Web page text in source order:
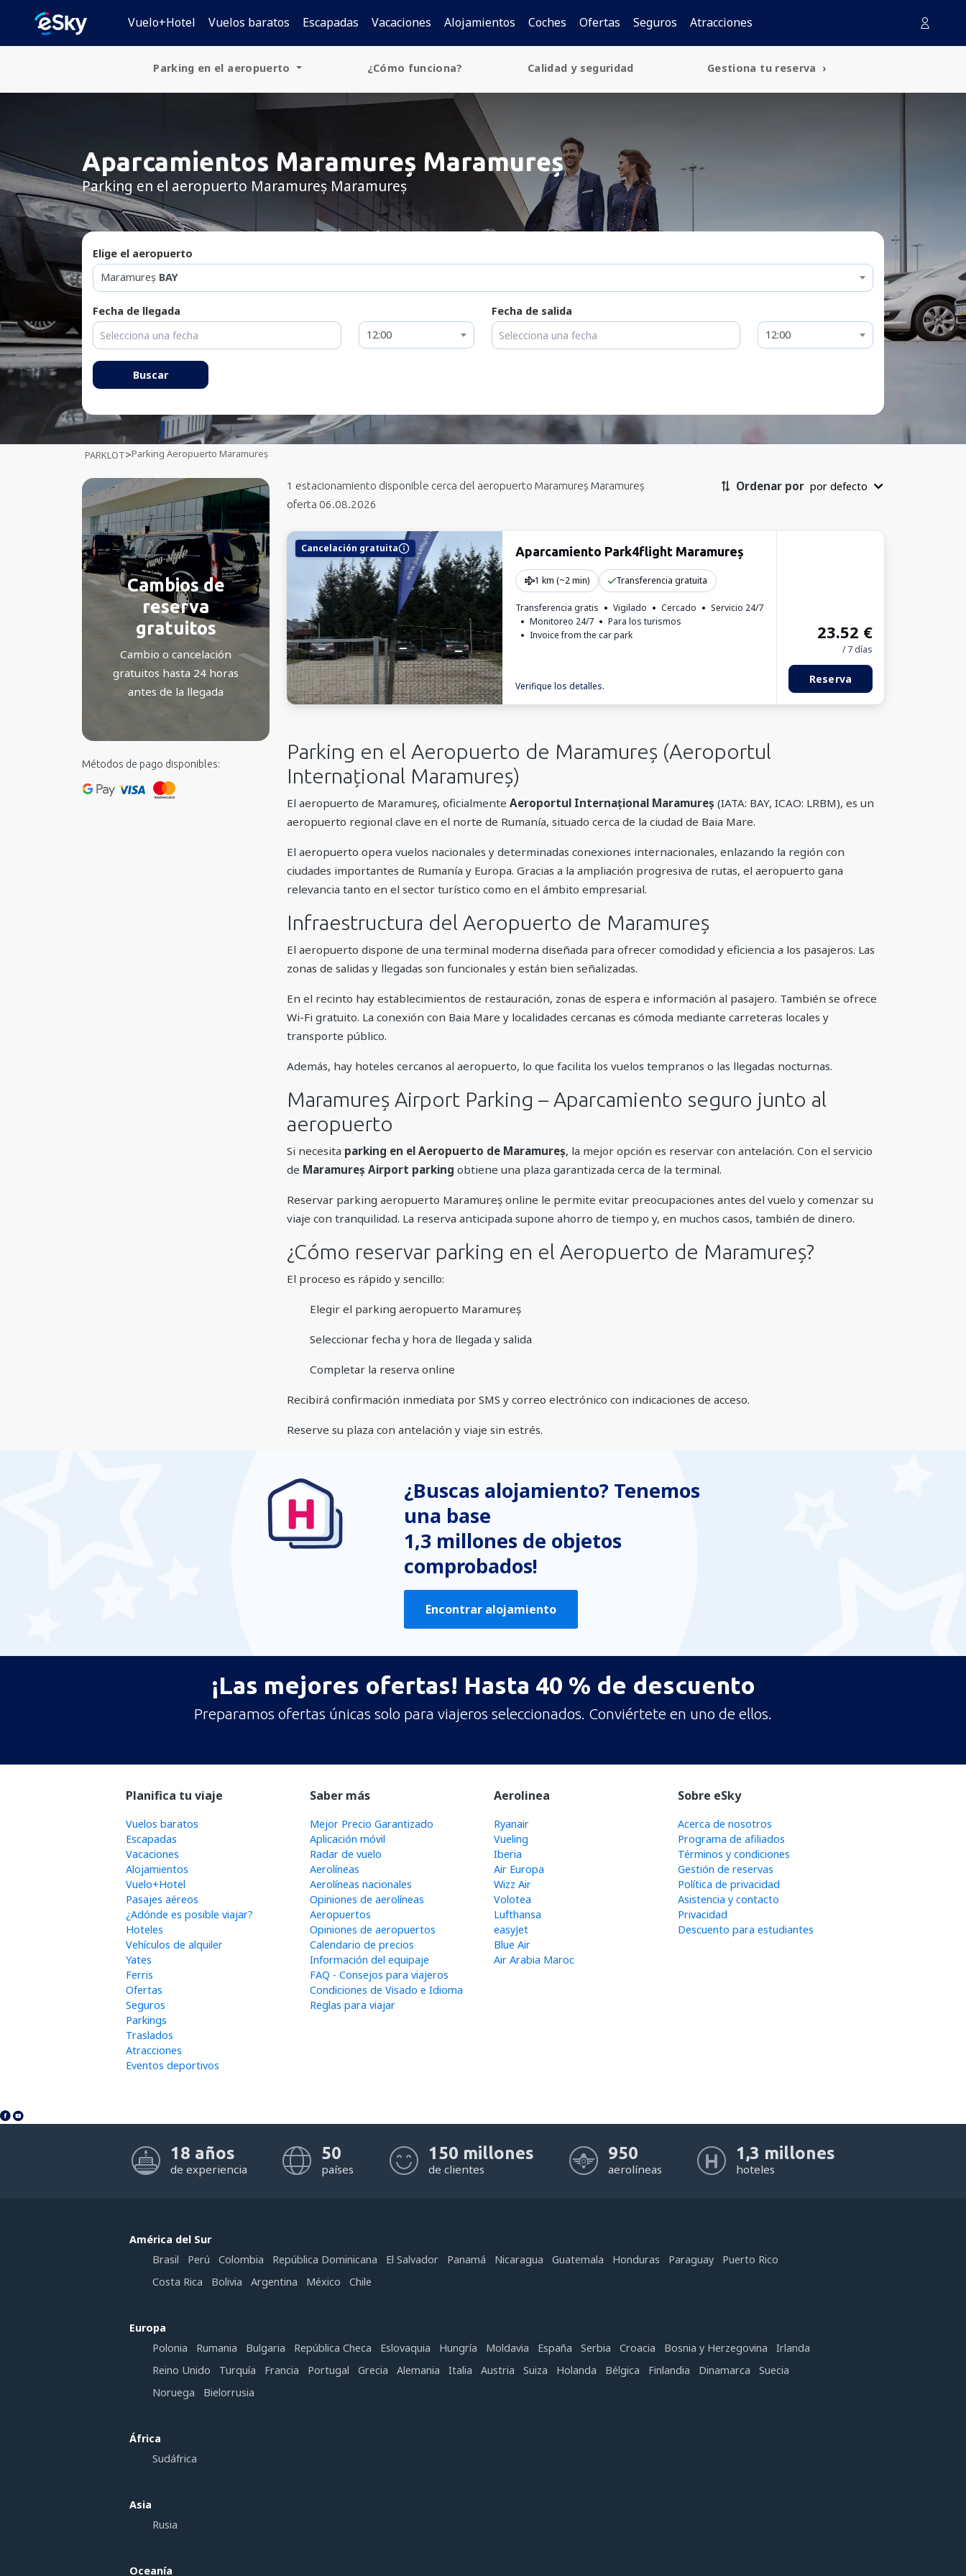
Vuelo+Hotel Vuelos baratos Escapadas Vacaciones Alojamientos Coches Ofertas Seguros Atracciones
Parking en el aeropuerto
Polonia
República Checa
Eslovaquia
Croacia
Austria
Noruega
¿Cómo funciona? Calidad y seguridad Gestiona tu reserva
Aparcamientos Maramureș Maramureș
Parking en el aeropuerto Maramureș Maramureș
Elige el aeropuerto
Maramureș BAY
Fecha de llegada
12:00
Fecha de salida
12:00
Buscar
PARKLOT>Parking Aeropuerto Maramureș
Cambios de
reserva
gratuitos
Cambio o cancelación
gratuitos hasta 24 horas
antes de la llegada
Métodos de pago disponibles:
1 estacionamiento disponible cerca del aeropuerto Maramureș Maramureș
oferta 06.08.2026
Ordenar por por defecto
Cancelación gratuita Aparcamiento Park4flight Maramureș
1 km (~2 min) Transferencia gratuita
Transferencia gratis Vigilado Cercado
Servicio 24/7
Monitoreo 24/7
Para los turismos
Invoice from the car park
Verifique los detalles.
23.52 €
/ 7 días
Reserva
Parking en el Aeropuerto de Maramureș (Aeroportul
Internațional Maramureș)
El aeropuerto de Maramureș, oficialmente Aeroportul Internațional Maramureș (IATA: BAY, ICAO: LRBM), es un
aeropuerto regional clave en el norte de Rumanía, situado cerca de la ciudad de Baia Mare.
El aeropuerto opera vuelos nacionales y determinadas conexiones internacionales, enlazando la región con
ciudades importantes de Rumanía y Europa. Gracias a la ampliación progresiva de rutas, el aeropuerto gana
relevancia tanto en el sector turístico como en el ámbito empresarial.
Infraestructura del Aeropuerto de Maramureș
El aeropuerto dispone de una terminal moderna diseñada para ofrecer comodidad y eficiencia a los pasajeros. Las
zonas de salidas y llegadas son funcionales y están bien señalizadas.
En el recinto hay establecimientos de restauración, zonas de espera e información al pasajero. También se ofrece
Wi-Fi gratuito. La conexión con Baia Mare y localidades cercanas es cómoda mediante carreteras locales y
transporte público.
Además, hay hoteles cercanos al aeropuerto, lo que facilita los vuelos tempranos o las llegadas nocturnas.
Maramureș Airport Parking – Aparcamiento seguro junto al
aeropuerto
Si necesita parking en el Aeropuerto de Maramureș, la mejor opción es reservar con antelación. Con el servicio
de Maramureș Airport parking obtiene una plaza garantizada cerca de la terminal.
Reservar parking aeropuerto Maramureș online le permite evitar preocupaciones antes del vuelo y comenzar su
viaje con tranquilidad. La reserva anticipada supone ahorro de tiempo y, en muchos casos, también de dinero.
¿Cómo reservar parking en el Aeropuerto de Maramureș?
El proceso es rápido y sencillo:
Elegir el parking aeropuerto Maramureș
Seleccionar fecha y hora de llegada y salida
Completar la reserva online
Recibirá confirmación inmediata por SMS y correo electrónico con indicaciones de acceso.
Reserve su plaza con antelación y viaje sin estrés.
¿Buscas alojamiento? Tenemos
una base
1,3 millones de objetos
comprobados!
Encontrar alojamiento
¡Las mejores ofertas! Hasta 40 % de descuento
Preparamos ofertas únicas solo para viajeros seleccionados. Conviértete en uno de ellos.
Planifica tu viaje
Vuelos baratos
Escapadas
Vacaciones
Alojamientos
Vuelo+Hotel
Pasajes aéreos
¿Adónde es posible viajar?
Hoteles
Vehículos de alquiler
Yates
Ferris
Ofertas
Seguros
Parkings
Traslados
Atracciones
Eventos deportivos
Saber más
Mejor Precio Garantizado
Aplicación móvil
Radar de vuelo
Aerolíneas
Aerolíneas nacionales
Opiniones de aerolíneas
Aeropuertos
Opiniones de aeropuertos
Calendario de precios
Información del equipaje
FAQ - Consejos para viajeros
Condiciones de Visado e Idioma
Reglas para viajar
Aerolinea
Ryanair
Vueling
Iberia
Air Europa
Wizz Air
Volotea
Lufthansa
easyJet
Blue Air
Air Arabia Maroc
Sobre eSky
Acerca de nosotros
Programa de afiliados
Términos y condiciones
Gestión de reservas
Política de privacidad
Asistencia y contacto
Privacidad
Descuento para estudiantes
18 años
de experiencia
50
países
150 millones
de clientes
950
aerolíneas
1,3 millones
hoteles
América del Sur
Brasil
Perú Colombia República Dominicana El Salvador Panamá Nicaragua Guatemala Honduras Paraguay
Puerto Rico
Costa Rica
Bolivia Argentina México Chile
Europa
Polonia
Rumania Bulgaria República Checa Eslovaquia Hungría Moldavia España Serbia Croacia Bosnia y Herzegovina
Irlanda
Reino Unido
Turquía Francia Portugal Grecia Alemania Italia Austria Suiza Holanda Bélgica Finlandia Dinamarca
Suecia
Noruega
Bielorrusia
África
Sudáfrica
Asia
Rusia
Oceanía